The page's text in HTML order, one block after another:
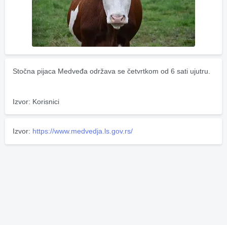
Stočna pijaca Medveđa održava se četvrtkom od 6 sati ujutru.
Izvor: Korisnici
Izvor: https://www.medvedja.ls.gov.rs/